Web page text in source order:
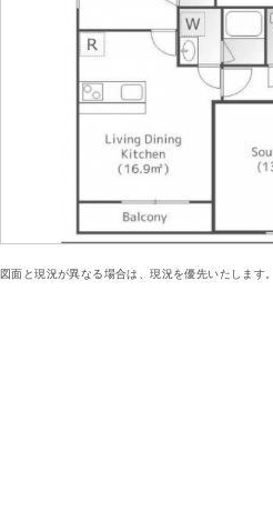
図面と現況が異なる場合は、現況を優先いたします。